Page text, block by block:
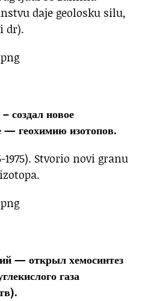
daje geolosku silu,
dr).
создал новое
— геохимию изотопов.
1975). Stvorio novi granu
— открыл хемосинтез
газа